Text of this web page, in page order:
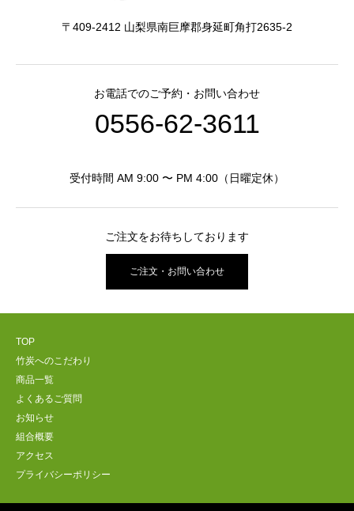
〒409-2412 山梨県南巨摩郡身延町角打2635-2
お電話でのご予約・お問い合わせ
0556-62-3611
受付時間 AM 9:00 〜 PM 4:00（日曜定休）
ご注文をお待ちしております
ご注文・お問い合わせ
TOP
竹炭へのこだわり
商品一覧
よくあるご質問
お知らせ
組合概要
アクセス
プライバシーポリシー